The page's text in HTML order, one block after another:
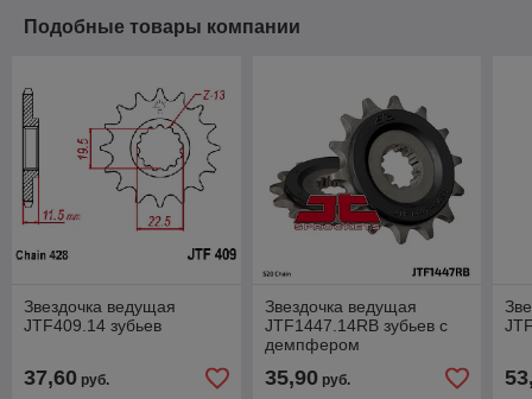
Подобные товары компании
Звездочка ведущая
JTF409.14 зубьев
37,60 руб.
Звездочка ведущая
JTF1447.14RB зубьев с
демпфером
35,90руб.